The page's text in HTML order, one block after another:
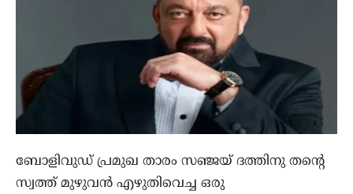
ബോളിവുഡ് പ്രമുഖ താരം സഞ്ജയ് ദത്തിനു തന്റെ
സ്വത്ത് മുഴുവൻ എഴുതിവെച്ച ഒരു